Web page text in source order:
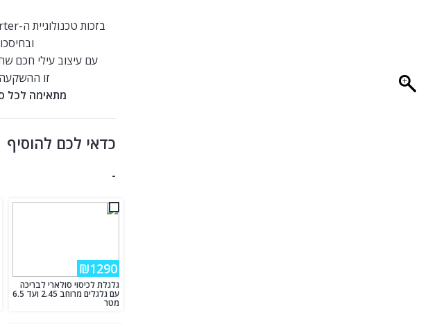
ובחיסכון
עם עיצוב עילי חכם
זו
מתאימה לכל
כדאי לכם להוסיף
-
₪1290
גלגלת לכיסוי סולארי לבריכה
עם גלגלים מרוחב 2.45 ועד 6.5
מטר